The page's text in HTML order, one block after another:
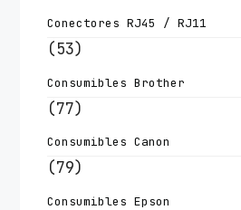
Conectores RJ45 / RJ11
(53)
Consumibles Brother
(77)
Consumibles Canon
(79)
Consumibles Epson